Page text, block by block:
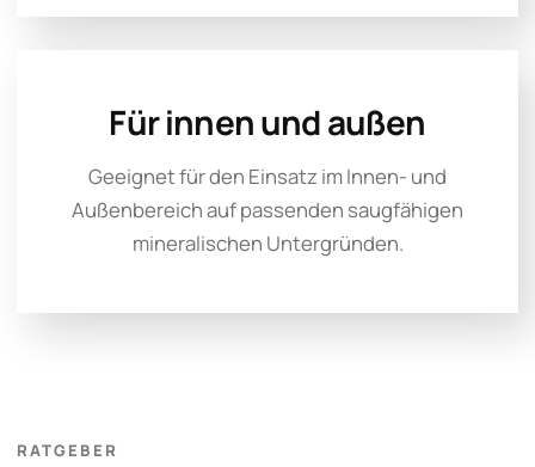
Für innen und außen
Geeignet für den Einsatz im Innen- und
Außenbereich auf passenden saugfähigen
mineralischen Untergründen.
RATGEBER